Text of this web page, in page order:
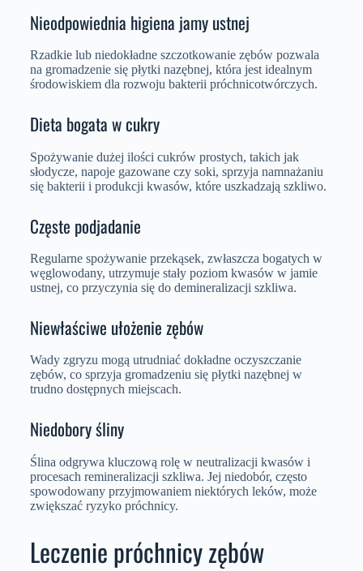
Nieodpowiednia higiena jamy ustnej
Rzadkie lub niedokładne szczotkowanie zębów pozwala
na gromadzenie się płytki nazębnej, która jest idealnym
środowiskiem dla rozwoju bakterii próchnicotwórczych.
Dieta bogata w cukry
Spożywanie dużej ilości cukrów prostych, takich jak
słodycze, napoje gazowane czy soki, sprzyja namnażaniu
się bakterii i produkcji kwasów, które uszkadzają szkliwo.
Częste podjadanie
Regularne spożywanie przekąsek, zwłaszcza bogatych w
węglowodany, utrzymuje stały poziom kwasów w jamie
ustnej, co przyczynia się do demineralizacji szkliwa.
Niewłaściwe ułożenie zębów
Wady zgryzu mogą utrudniać dokładne oczyszczanie
zębów, co sprzyja gromadzeniu się płytki nazębnej w
trudno dostępnych miejscach.
Niedobory śliny
Ślina odgrywa kluczową rolę w neutralizacji kwasów i
procesach remineralizacji szkliwa. Jej niedobór, często
spowodowany przyjmowaniem niektórych leków, może
zwiększać ryzyko próchnicy.
Leczenie próchnicy zębów